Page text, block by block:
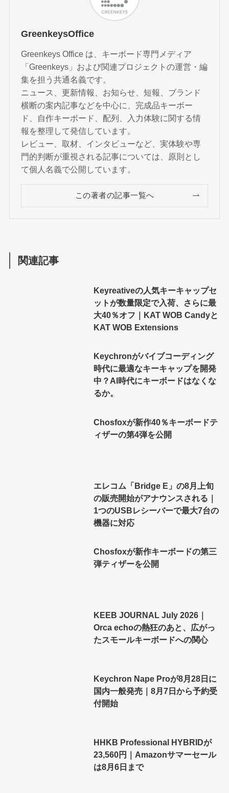
GreenkeysOffice
Greenkeys Office は、キーボード専門メディア
「Greenkeys」および関連プロジェクトの運営・編
集を担う共通名義です。
ニュース、更新情報、お知らせ、短報、ブランド
横断の案内記事などを中心に、完成品キーボー
ド、自作キーボード、配列、入力体験に関する情
報を整理して発信しています。
レビュー、取材、インタビューなど、実体験や専
門的判断が重視される記事については、原則とし
て個人名義で公開しています。
この著者の記事一覧へ
関連記事
Keyreativeの人気キーキャップセ
ットが数量限定で入荷、さらに最
大40％オフ｜KAT WOB Candyと
KAT WOB Extensions
Keychronがバイブコーディング
時代に最適なキーキャップを開発
中？AI時代にキーボードはなくな
るか。
Chosfoxが新作40％キーボードテ
ィザーの第4弾を公開
エレコム「Bridge E」の8月上旬
の販売開始がアナウンスされる｜
1つのUSBレシーバーで最大7台の
機器に対応
Chosfoxが新作キーボードの第三
弾ティザーを公開
KEEB JOURNAL July 2026｜
Orca echoの熱狂のあと、広がっ
たスモールキーボードへの関心
Keychron Nape Proが8月28日に
国内一般発売｜8月7日から予約受
付開始
HHKB Professional HYBRIDが
23,560円｜Amazonサマーセール
は8月6日まで